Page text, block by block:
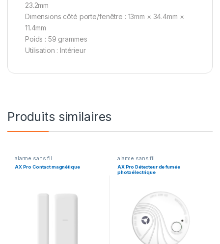
23.2mm
Dimensions côté porte/fenêtre : 13mm × 34.4mm ×
11.4mm
Poids : 59 grammes
Utilisation : Intérieur
Produits similaires
alarme sans fil
AX Pro Contact magnétique
alarme sans fil
AX Pro Détecteur de fumée
photoélectrique